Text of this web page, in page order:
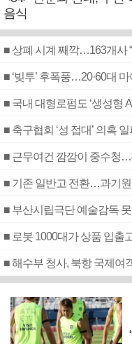
음식
■ 상폐 시계 째깍…163개사
■ ‘빚투’ 후폭풍…20·60대
■ 국내 대형로펌도 ‘생성형
■ 근무여건 깜깜이 중수청
■ 기존 일반고 전환…과기
■ 부산시립극단 예술감독
■ 로봇 1000대가 상품 입
■ 해수부 청사, 북항 국제여